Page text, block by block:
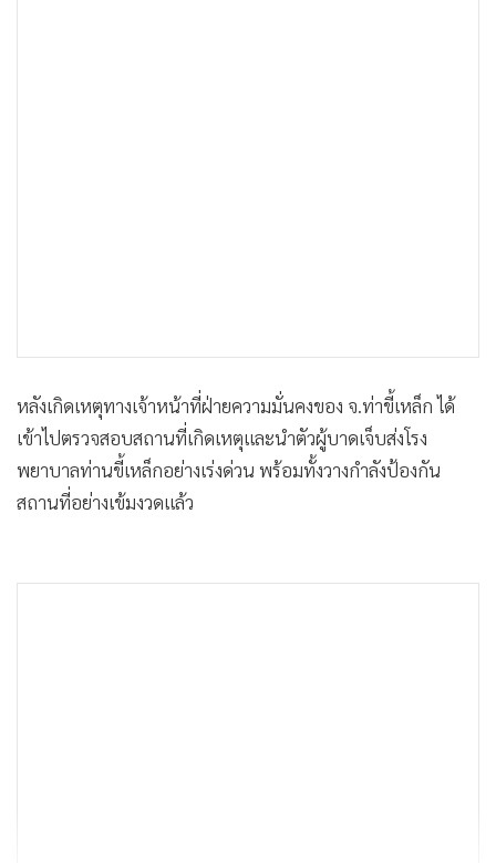
หลังเกิดเหตุทางเจ้าหน้าที่ฝ่ายความมั่นคงของ จ.ท่าขี้เหล็ก ได้
เข้าไปตรวจสอบสถานที่เกิดเหตุและนำตัวผู้บาดเจ็บส่งโรง
พยาบาลท่านขี้เหล็กอย่างเร่งด่วน พร้อมทั้งวางกำลังป้องกัน
สถานที่อย่างเข้มงวดแล้ว